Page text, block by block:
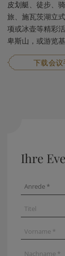
皮划艇、徒步、
旅、施瓦茨湖立
项或冰壶等精彩
卑斯山，或游览
下载会
Ihre